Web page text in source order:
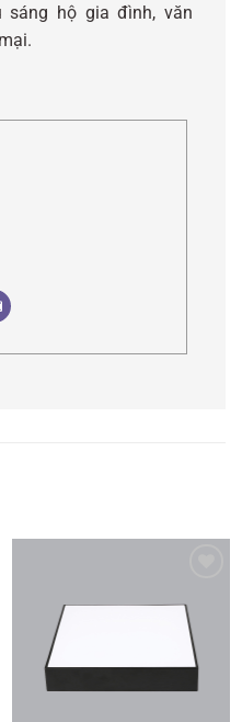
sáng hộ gia đình, văn
wishlist